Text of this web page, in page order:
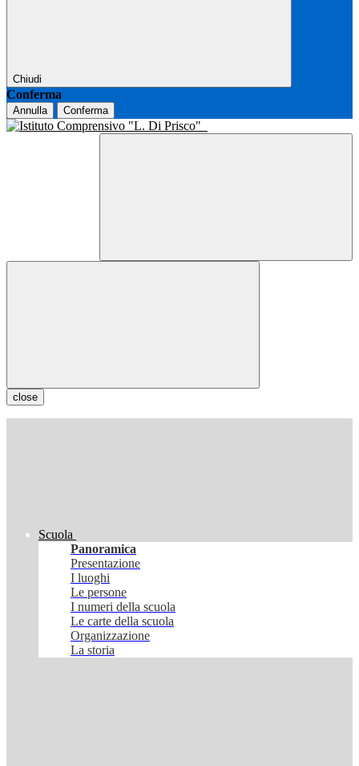
Chiudi
Conferma
Annulla Conferma
close
Scuola
Panoramica
Presentazione
I luoghi
Le persone
I numeri della scuola
Le carte della scuola
Organizzazione
La storia